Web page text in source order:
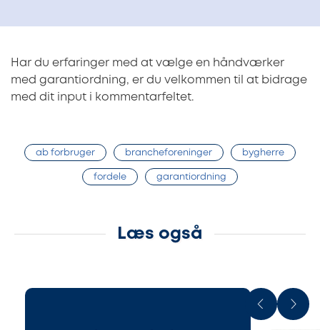
Har du erfaringer med at vælge en håndværker
med garantiordning, er du velkommen til at bidrage
med dit input i kommentarfeltet.
ab forbruger brancheforeninger bygherre
fordele garantiordning
Læs også